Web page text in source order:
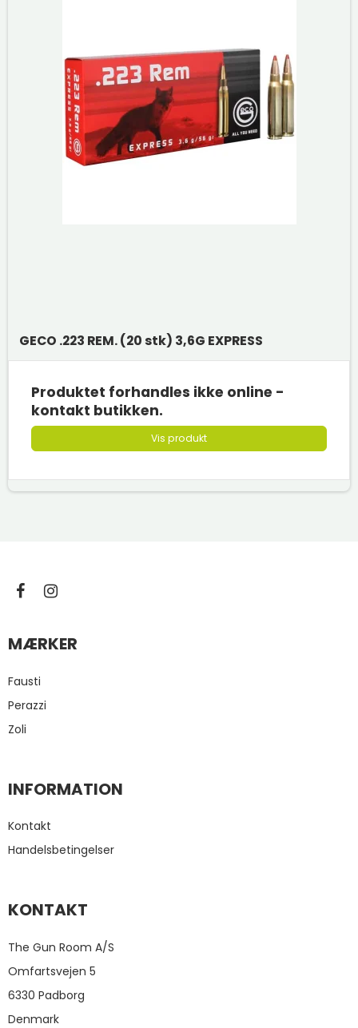
GECO .223 REM. (20 stk) 3,6G EXPRESS
Produktet forhandles ikke online -
kontakt butikken.
Vis produkt
MÆRKER
Fausti
Perazzi
Zoli
INFORMATION
Kontakt
Handelsbetingelser
KONTAKT
The Gun Room A/S
Omfartsvejen 5
6330 Padborg
Denmark